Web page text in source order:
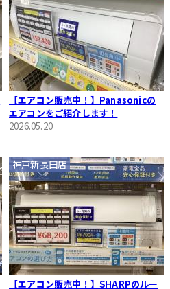
【エアコン販売中！】Panasonicの
エアコンをご紹介します！
2026.05.20
【エアコン販売中！】SHARPのルー
神戸新長田店